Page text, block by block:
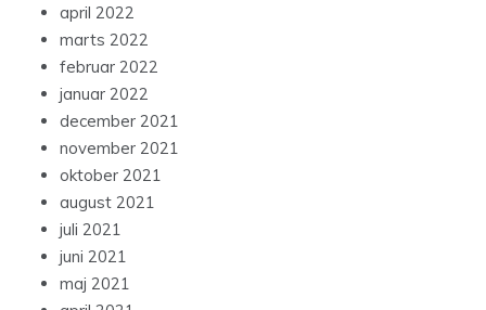
april 2022
marts 2022
februar 2022
januar 2022
december 2021
november 2021
oktober 2021
august 2021
juli 2021
juni 2021
maj 2021